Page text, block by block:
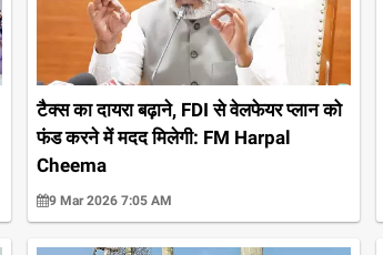
टैक्स का दायरा बढ़ाने, FDI से वेलफेयर प्लान को
फंड करने में मदद मिलेगी: FM Harpal
Cheema
9 Mar 2026 7:05 AM